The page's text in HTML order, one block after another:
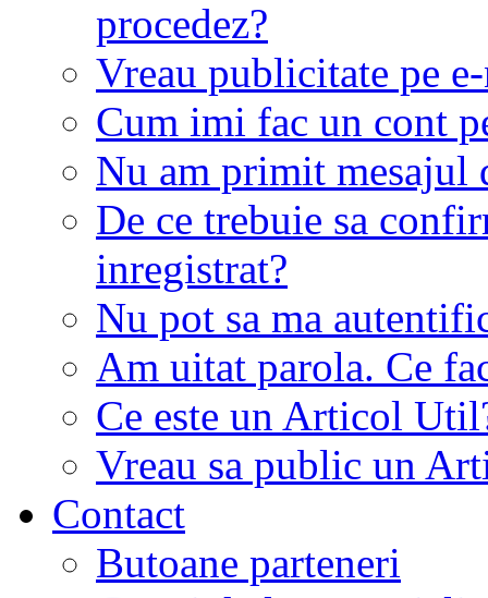
procedez?
Vreau publicitate pe
Cum imi fac un cont
Nu am primit mesajul
De ce trebuie sa
inregistrat?
Nu pot sa ma
Am uitat parola. Ce
Ce este un Articol
Vreau sa public un
Contact
Butoane parteneri